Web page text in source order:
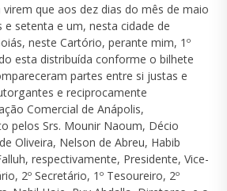
virem que aos dez dias do mês de maio
setenta e um, nesta cidade de
neste Cartório, perante mim, 1º
esta distribuída conforme o bilhete
partes entre si justas e
e reciprocamente
Comercial de Anápolis,
pelos Srs. Mounir Naoum, Décio
Oliveira, Nelson de Abreu, Habib
respectivamente, Presidente, Vice-
2º Secretário, 1º Tesoureiro, 2º